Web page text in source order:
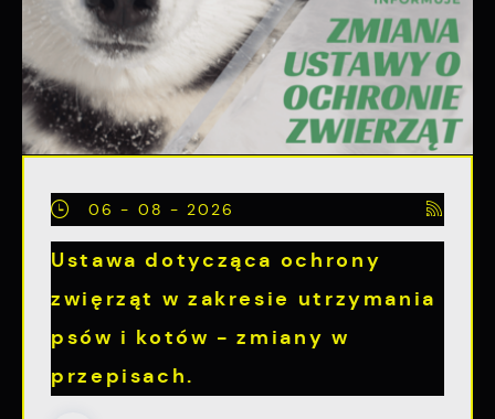
06 - 08 - 2026
Ustawa dotycząca ochrony
zwięrząt w zakresie utrzymania
psów i kotów - zmiany w
przepisach.
witryny internetowej. Treści promocyjne mogą
pojawić się na stronach podmiotów trzecich
lub firm będących naszymi partnerami oraz
innych dostawców usług. Firmy te działają w
charakterze pośredników prezentujących nasze
treści w postaci wiadomości, ofert,